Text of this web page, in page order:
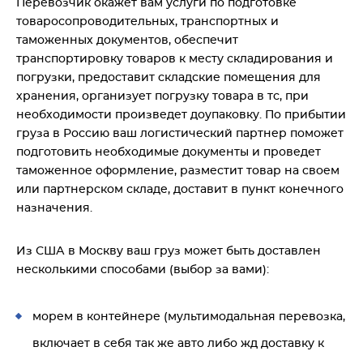
Перевозчик окажет вам услуги по подготовке
товаросопроводительных, транспортных и
таможенных документов, обеспечит
транспортировку товаров к месту складирования и
погрузки, предоставит складские помещения для
хранения, организует погрузку товара в тс, при
необходимости произведет доупаковку. По прибытии
груза в Россию ваш логистический партнер поможет
подготовить необходимые документы и проведет
таможенное оформление, разместит товар на своем
или партнерском складе, доставит в пункт конечного
назначения.
Из США в Москву ваш груз может быть доставлен
несколькими способами (выбор за вами):
морем в контейнере (мультимодальная перевозка,
включает в себя так же авто либо жд доставку к